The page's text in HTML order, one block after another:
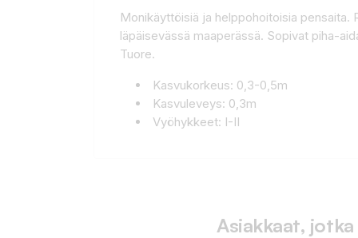
Monikäyttöisiä ja helppohoitoisia pensaita.
läpäisevässä maaperässä. Sopivat piha-
Tuore.
Kasvukorkeus: 0,3-0,5m
Kasvuleveys: 0,3m
Vyöhykkeet: I-II
Asiakkaat,